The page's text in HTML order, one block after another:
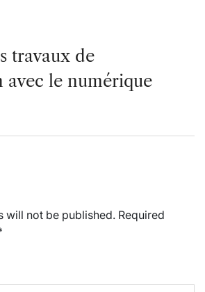
travaux de
avec le numérique
will not be published. Required